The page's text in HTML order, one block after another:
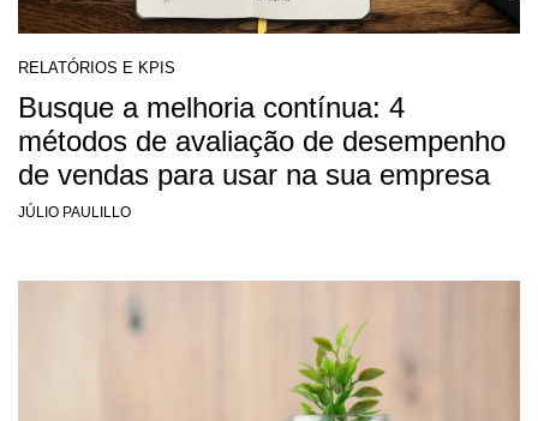
RELATÓRIOS E KPIS
Busque a melhoria contínua: 4
métodos de avaliação de desempenho
de vendas para usar na sua empresa
JÚLIO PAULILLO